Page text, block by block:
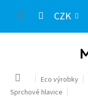
CZK
Domů Eco výrobky
Sprchové hlavice